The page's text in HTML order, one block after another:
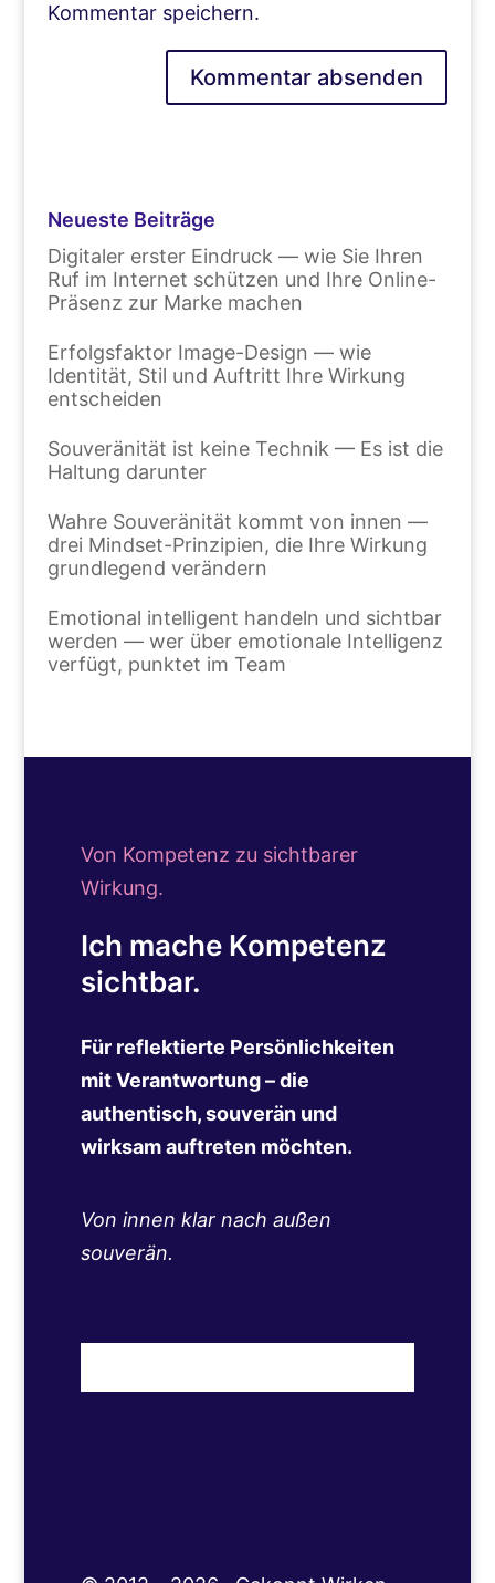
Kommentar speichern.
Neueste Beiträge
Digitaler erster Eindruck — wie Sie Ihren
Ruf im Internet schützen und Ihre Online-
Präsenz zur Marke machen
Erfolgsfaktor Image-Design — wie
Identität, Stil und Auftritt Ihre Wirkung
entscheiden
Souveränität ist keine Technik — Es ist die
Haltung darunter
Wahre Souveränität kommt von innen —
drei Mindset-Prinzipien, die Ihre Wirkung
grundlegend verändern
Emotional intelligent handeln und sichtbar
werden — wer über emotionale Intelligenz
verfügt, punktet im Team
Von Kompetenz zu sichtbarer
Wirkung.
Ich mache Kompetenz
sichtbar.
Für reflektierte Persönlichkeiten
mit Verantwortung – die
authentisch, souverän und
wirksam auftreten möchten.
Von innen klar nach außen
souverän.